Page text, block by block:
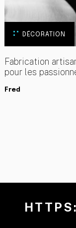
DÉCORATION
Fabrication
pour les
Fred